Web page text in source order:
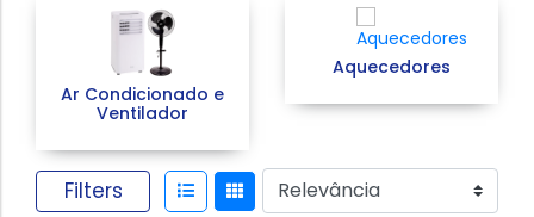
Ar Condicionado e
Ventilador
Aquecedores
Filters